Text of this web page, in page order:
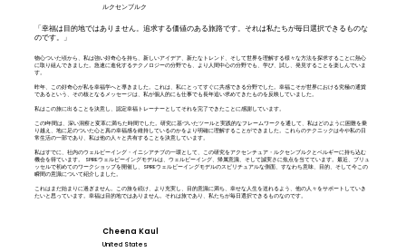
ルクセンブルク
「幸福は目的地ではありません。追求する価値のある旅路です。それは私たちが毎日選択できるものな
のです。」
物心ついた頃から、私は強い好奇心を持ち、新しいアイデア、新たなトレンド、そして世界を理解する様々な方法を探求することに熱心
に取り組んできました。急速に進化するテクノロジーの分野でも、より人間中心の分野でも、学び、試し、発見することを楽しんでいま
す。
昨年、この好奇心が私を幸福学へと導きました。これは、私にとってすぐに共感できる分野でした。幸福こそが世界における究極の通貨
であるという、その核となるメッセージは、私が個人的にも仕事でも長年追い求めてきたものを反映していました。
私はこの旅に出ることを決意し、認定幸福トレーナーとしてそれを完了できたことに感謝しています。
この1年間は、深い洞察と変革に満ちた時間でした。研究に基づいたツールと実践的なフレームワークを通して、私はどのように困難を乗
り越え、地に足のついた心と真の幸福感を維持しているのかをより明確に理解することができました。これらのテクニックは今や私の日
常生活の一部であり、私は他の人々と共有することを決意しています。
私はすでに、社内のウェルビーイング・イニシアチブの一環として、この研究をアクセンチュア・ルクセンブルクとベルギーに持ち込む
機会を得ています。 SPIREウェルビーイングモデルは、ウェルビーイング、帰属意識、そして誠実さに焦点を当てています。最近、ブリュ
ッセルで初めてのワークショップを開催し、SPIREウェルビーイングモデルのスピリチュアルな側面、すなわち意味、目的、そして今この
瞬間の意識について紹介しました。
これはまだ始まりに過ぎません。この旅を続け、より充実し、目的意識に満ち、幸せな人生を送れるよう、他の人々をサポートしていき
たいと思っています。幸福は目的地ではありません。それは旅であり、私たちが毎日選択できるものなのです。
Cheena Kaul
United States